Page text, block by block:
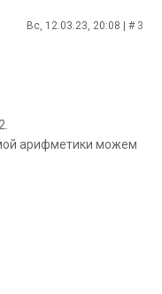
Вс, 12.03.23, 20:08 | # 3
арифметики можем